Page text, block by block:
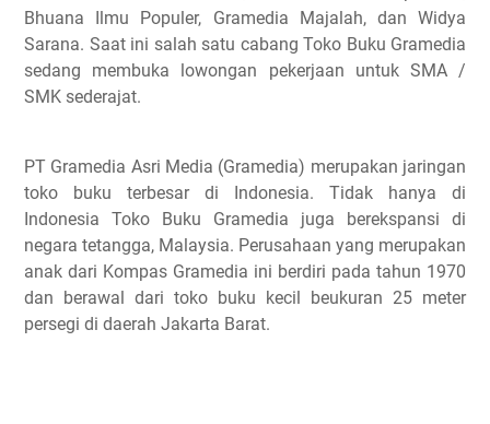
Bhuana Ilmu Populer, Gramedia Majalah, dan Widya
Sarana. Saat ini salah satu cabang Toko Buku Gramedia
sedang membuka lowongan pekerjaan untuk SMA /
SMK sederajat.
PT Gramedia Asri Media (Gramedia) merupakan jaringan
toko buku terbesar di Indonesia. Tidak hanya di
Indonesia Toko Buku Gramedia juga berekspansi di
negara tetangga, Malaysia. Perusahaan yang merupakan
anak dari Kompas Gramedia ini berdiri pada tahun 1970
dan berawal dari toko buku kecil beukuran 25 meter
persegi di daerah Jakarta Barat.